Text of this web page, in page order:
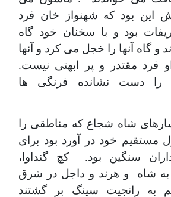
این بود که شهنواز خان فرد
بود و با سخنان خود گاه
و گاه آنها را خجل می کرد و آنها
فرد مقتدر و پر ابهتی نیست.
را دست نشانده فرنگی ها
شاه شجاع که مناطقی را
مستقیم خود در آورد بود برای
سنگین بود. کچ گنداوا،
شاه و هرند و داجل در شرق
به رانجیت سینگ بر گشتند